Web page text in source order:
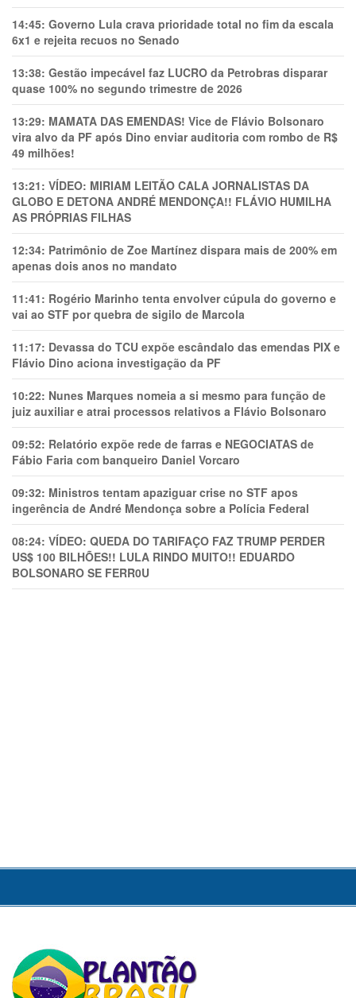
14:45: Governo Lula crava prioridade total no fim da escala
6x1 e rejeita recuos no Senado
13:38: Gestão impecável faz LUCRO da Petrobras disparar
quase 100% no segundo trimestre de 2026
13:29: MAMATA DAS EMENDAS! Vice de Flávio Bolsonaro
vira alvo da PF após Dino enviar auditoria com rombo de R$
49 milhões!
13:21: VÍDEO: MIRIAM LEITÃO CALA JORNALISTAS DA
GLOBO E DETONA ANDRÉ MENDONÇA!! FLÁVIO HUMILHA
AS PRÓPRIAS FILHAS
12:34: Patrimônio de Zoe Martínez dispara mais de 200% em
apenas dois anos no mandato
11:41: Rogério Marinho tenta envolver cúpula do governo e
vai ao STF por quebra de sigilo de Marcola
11:17: Devassa do TCU expõe escândalo das emendas PIX e
Flávio Dino aciona investigação da PF
10:22: Nunes Marques nomeia a si mesmo para função de
juiz auxiliar e atrai processos relativos a Flávio Bolsonaro
09:52: Relatório expõe rede de farras e NEGOCIATAS de
Fábio Faria com banqueiro Daniel Vorcaro
09:32: Ministros tentam apaziguar crise no STF apos
ingerência de André Mendonça sobre a Polícia Federal
08:24: VÍDEO: QUEDA DO TARIFAÇO FAZ TRUMP PERDER
US$ 100 BILHÕES!! LULA RINDO MUITO!! EDUARDO
BOLSONARO SE FERR0U